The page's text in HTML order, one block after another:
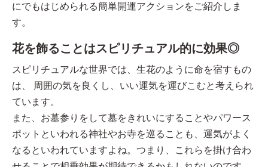
にでもはじめられる簡単開運アクションをご紹介しま
す。
花を飾ることはスピリチュアル的に効果◎
スピリチュアルな世界では、生花のように命を宿すもの
は、 周囲の気を良くし、いい運気を運びこむと考えられ
ています。
また、お墓参りをして墓をきれいにすることやパワース
ポットといわれる神社やお寺を巡ることも、運気がよく
なるといわれていますよね。つまり、これらを掛け合わ